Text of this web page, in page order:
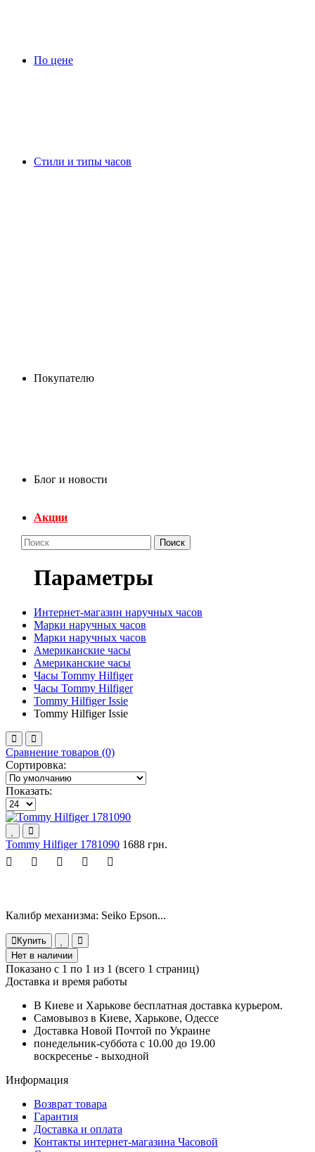
По цене
Стили и типы часов
Покупателю
Блог и новости
Акции
Поиск
Параметры
Интернет-магазин наручных часов
Марки наручных часов
Марки наручных часов
Американские часы
Американские часы
Часы Tommy Hilfiger
Часы Tommy Hilfiger
Tommy Hilfiger Issie
Tommy Hilfiger Issie
Сравнение товаров (0)
Сортировка:
Показать:
Tommy Hilfiger 1781090 1688 грн.
Калибр механизма: Seiko Epson...
Купить
Нет в наличии
Показано с 1 по 1 из 1 (всего 1 страниц)
Доставка и время работы
В Киеве и Харькове бесплатная доставка курьером.
Самовывоз в Киеве, Харькове, Одессе
Доставка Новой Почтой по Украине
понедельник-суббота с 10.00 до 19.00
воскресенье - выходной
Информация
Возврат товара
Гарантия
Доставка и оплата
Контакты интернет-магазина Часовой